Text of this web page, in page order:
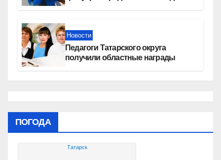
Новости
Педагоги Татарского округа
получили областные награды
ПОГОДА
Татарск